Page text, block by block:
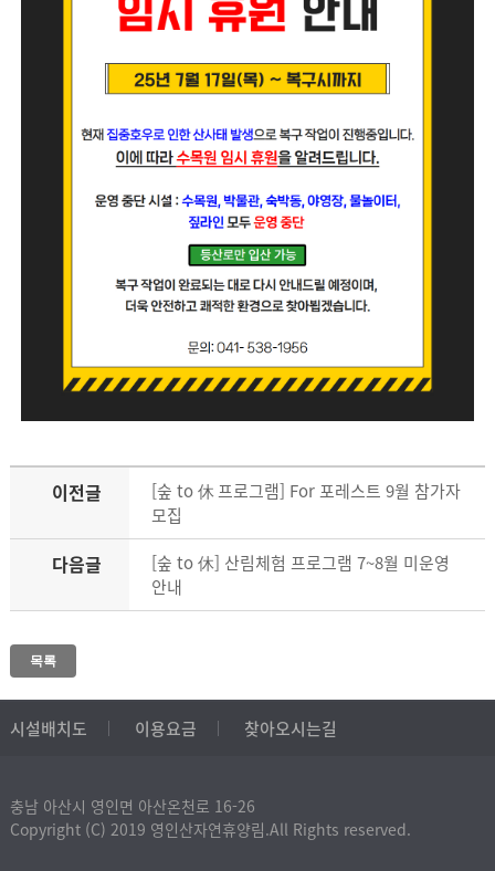
이전글
[숲 to 休 프로그램] For 포레스트 9월 참가자
모집
다음글
[숲 to 休] 산림체험 프로그램 7~8월 미운영
안내
목록
시설배치도 이용요금 찾아오시는길
충남 아산시 영인면 아산온천로 16-26
Copyright (C) 2019 영인산자연휴양림.All Rights reserved.